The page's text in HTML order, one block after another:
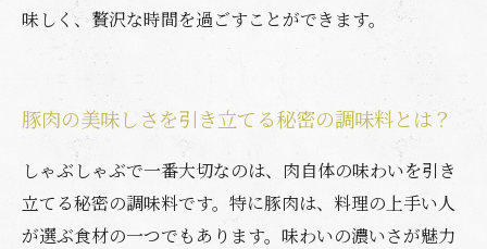
味しく、贅沢な時間を過ごすことができます。
豚肉の美味しさを引き立てる秘密の調味料とは？
しゃぶしゃぶで一番大切なのは、肉自体の味わいを引き
立てる秘密の調味料です。特に豚肉は、料理の上手い人
が選ぶ食材の一つでもあります。味わいの濃いさが魅力